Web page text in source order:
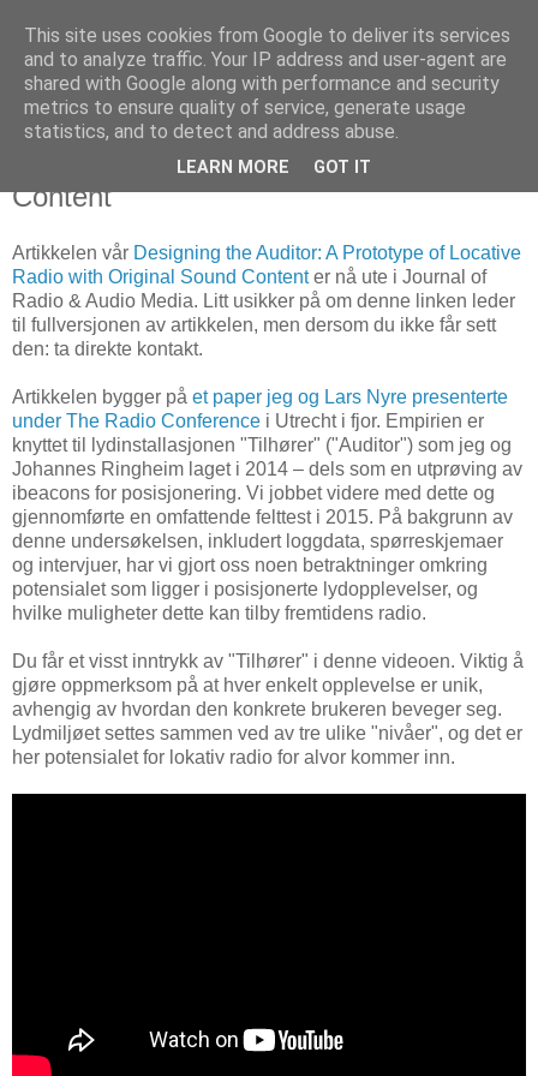
24. mai 2017
Designing the Auditor: A Prototype of
Locative Radio with Original Sound
Content
Artikkelen vår Designing the Auditor: A Prototype of Locative
Radio with Original Sound Contenter nå ute i Journal of
Radio & Audio Media. Litt usikker på om denne linken leder
til fullversjonen av artikkelen, men dersom du ikke får sett
den: ta direkte kontakt.
Artikkelen bygger på et paper jeg og Lars Nyre presenterte
under The Radio Conference i Utrecht i fjor. Empirien er
knyttet til lydinstallasjonen "Tilhører" ("Auditor") som jeg og
Johannes Ringheim laget i 2014 – dels som en utprøving av
ibeacons for posisjonering. Vi jobbet videre med dette og
gjennomførte en omfattende felttest i 2015. På bakgrunn av
denne undersøkelsen, inkludert loggdata, spørreskjemaer
og intervjuer, har vi gjort oss noen betraktninger omkring
potensialet som ligger i posisjonerte lydopplevelser, og
hvilke muligheter dette kan tilby fremtidens radio.
Du får et visst inntrykk av "Tilhører" i denne videoen. Viktig å
gjøre oppmerksom på at hver enkelt opplevelse er unik,
avhengig av hvordan den konkrete brukeren beveger seg.
Lydmiljøet settes sammen ved av tre ulike "nivåer", og det er
her potensialet for lokativ radio for alvor kommer inn.
This site uses cookies from Google to deliver its services
and to analyze traffic. Your IP address and user-agent are
shared with Google along with performance and security
metrics to ensure quality of service, generate usage
statistics, and to detect and address abuse.
LEARN MORE GOT IT